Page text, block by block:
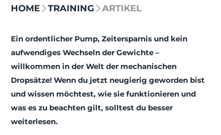
HOME TRAINING ARTIKEL
Ein ordentlicher Pump, Zeitersparnis und kein
aufwendiges Wechseln der Gewichte –
willkommen in der Welt der mechanischen
Dropsätze! Wenn du jetzt neugierig geworden bist
und wissen möchtest, wie sie funktionieren und
was es zu beachten gilt, solltest du besser
weiterlesen.